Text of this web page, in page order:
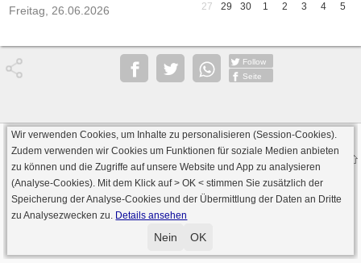
Freitag, 26.06.2026
27
29 30 1 2 3 4 5
Follow
Seite
· Serverversion: 2026 6.241 · registrierte Spieler: 501.063 ·
Online Skat Server: 142 (private Server:136)
Wir verwenden Cookies, um Inhalte zu personalisieren (Session-Cookies).
Zudem verwenden wir Cookies um Funktionen für soziale Medien anbieten
zu können und die Zugriffe auf unsere Website und App zu analysieren
(Analyse-Cookies). Mit dem Klick auf> OK < stimmen Sie zusätzlich der
Speicherung der Analyse-Cookies und der Übermittlung der Daten an Dritte
zu Analysezwecken zu. Details ansehen
Nein OK